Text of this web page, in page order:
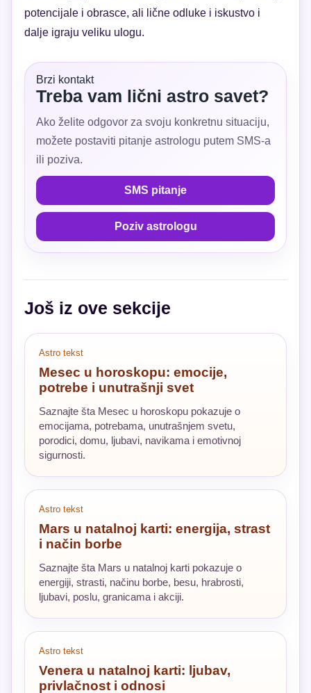
potencijale i obrasce, ali lične odluke i iskustvo i
dalje igraju veliku ulogu.
Brzi kontakt
Treba vam lični astro savet?
Ako želite odgovor za svoju konkretnu situaciju,
možete postaviti pitanje astrologu putem SMS-a
ili poziva.
SMS pitanje
Poziv astrologu
Još iz ove sekcije
Astro tekst
Mesec u horoskopu: emocije,
potrebe i unutrašnji svet
Saznajte šta Mesec u horoskopu pokazuje o
emocijama, potrebama, unutrašnjem svetu,
porodici, domu, ljubavi, navikama i emotivnoj
sigurnosti.
Astro tekst
Mars u natalnoj karti: energija, strast
i način borbe
Saznajte šta Mars u natalnoj karti pokazuje o
energiji, strasti, načinu borbe, besu, hrabrosti,
ljubavi, poslu, granicama i akciji.
Astro tekst
Venera u natalnoj karti: ljubav,
privlačnost i odnosi